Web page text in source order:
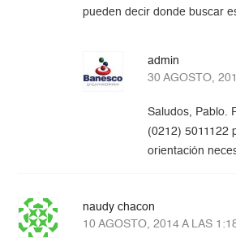
pueden decir donde buscar
admin
30 AGOSTO,
Saludos, Pablo.
(0212) 5011122
orientación
naudy chacon
10 AGOSTO, 2014 A LAS